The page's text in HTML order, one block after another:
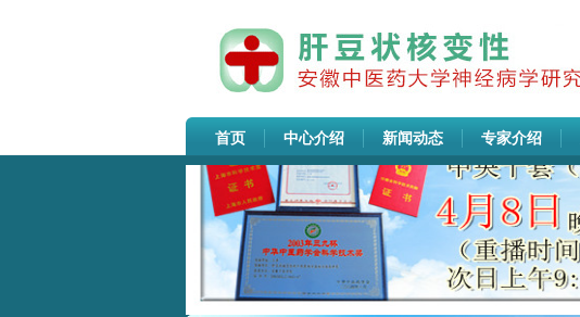
首页 中心介绍 新闻动态 专家介绍